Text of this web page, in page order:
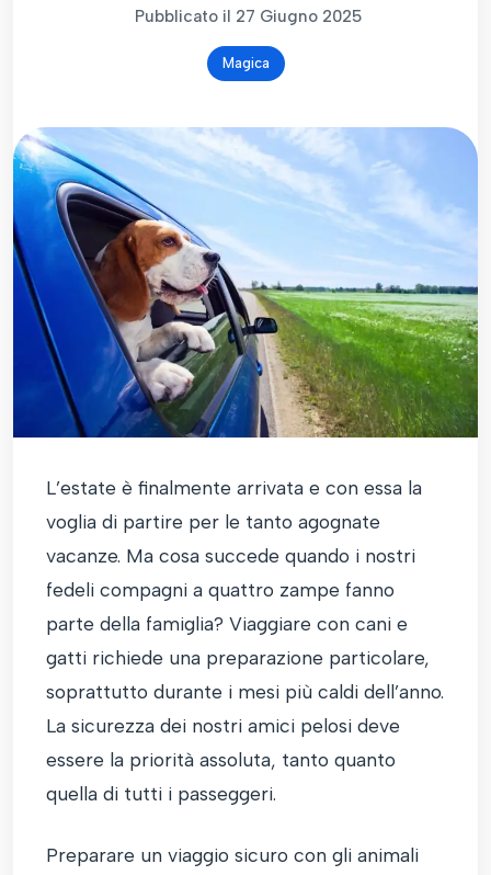
Pubblicato il 27 Giugno 2025
Magica
L’estate è finalmente arrivata e con essa la
voglia di partire per le tanto agognate
vacanze. Ma cosa succede quando i nostri
fedeli compagni a quattro zampe fanno
parte della famiglia? Viaggiare con cani e
gatti richiede una preparazione particolare,
soprattutto durante i mesi più caldi dell’anno.
La sicurezza dei nostri amici pelosi deve
essere la priorità assoluta, tanto quanto
quella di tutti i passeggeri.
Preparare un viaggio sicuro con gli animali